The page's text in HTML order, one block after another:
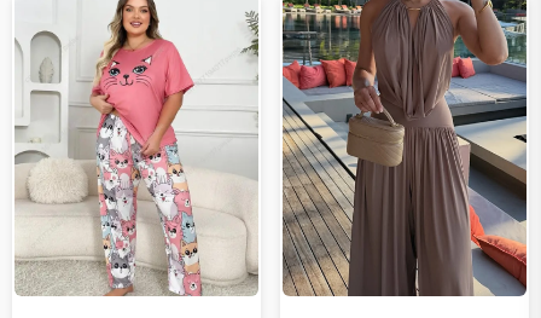
katalogu,
iespējams
pārbaudīt
cenas un
izvēlēties
labāko
piedāvājumu.
www.aliexpress.lv